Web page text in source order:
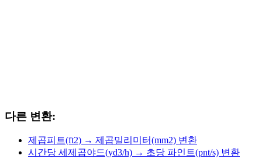
다른 변환:
제곱피트(ft2) → 제곱밀리미터(mm2) 변환
시간당 세제곱야드(yd3/h) → 초당 파인트(pnt/s) 변환